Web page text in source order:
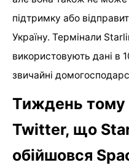
підтримку або
Україну. Термінали
використовують дані в
звичайні
Тиждень тому
Twitter, що
обійшовся